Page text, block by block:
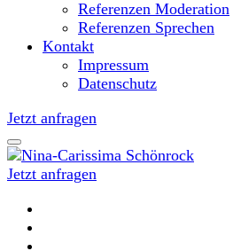
Referenzen Moderation
Referenzen Sprechen
Kontakt
Impressum
Datenschutz
Jetzt anfragen
Nina-Carissima
Jetzt anfragen